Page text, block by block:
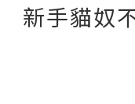
新手貓奴